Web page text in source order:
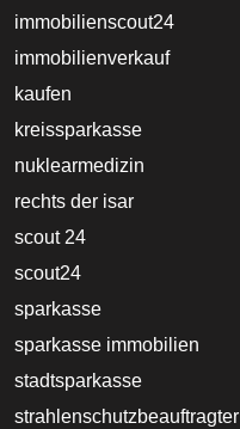
immobilienscout24
immobilienverkauf
kaufen
kreissparkasse
nuklearmedizin
rechts der isar
scout 24
scout24
sparkasse
sparkasse immobilien
stadtsparkasse
strahlenschutzbeauftragter